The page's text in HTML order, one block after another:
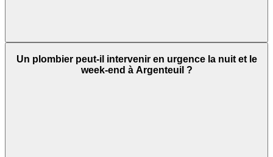
Un plombier peut-il intervenir en urgence la nuit et le
week-end à Argenteuil ?